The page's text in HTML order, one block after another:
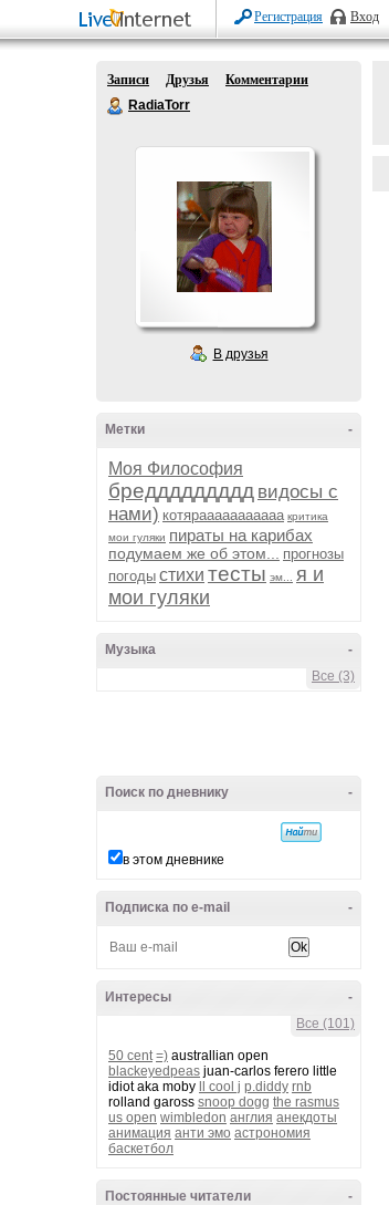
Регистрация Вход
Записи Друзья
Комментарии
RadiaTorr
В друзья
-
Метки
Моя Философия
бреддддддддд видосы с
нами) котярааааааааааа критика
мои гуляки пираты на карибах
подумаем же об этом...
прогнозы
погоды стихи тесты эм...
я и
мои гуляки
-
Музыка
Все (3)
-
Поиск по дневнику
в этом дневнике
-
Подписка по e-mail
-
Интересы
Все (101)
50 cent =) australlian open
blackeyedpeas juan-carlos ferero little
idiot aka moby
ll cool j p.diddy rnb
rolland gaross snoop dogg the rasmus
us open wimbledon англия анекдоты
анимация анти эмо астрономия
баскетбол
-
Постоянные читатели